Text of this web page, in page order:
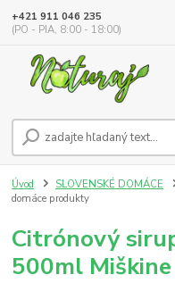
+421 911 046 235
(PO - PIA, 8:00 - 18:00)
Úvod SLOVENSKÉ DOMÁCE
domáce produkty
Citrónový
500ml